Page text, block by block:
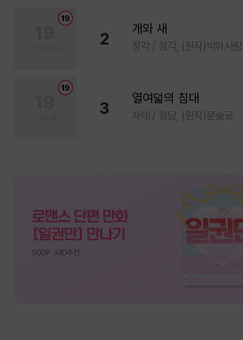
2
개와 새
정각 / 정각, (원작)박하사탕
3
열여덟의 침대
자태 / 청담, (원작)문슬로